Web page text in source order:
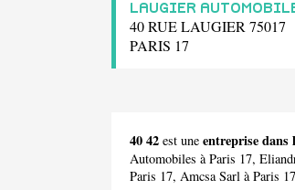
LAUGIER
40 RUE LAUGIER 75017
PARIS 17
40 42 est une entreprise dans
Automobiles à Paris 17,
Paris 17, Amcsa Sarl à Paris